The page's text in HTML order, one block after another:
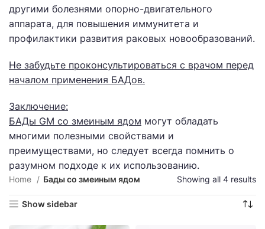
другими болезнями опорно-двигательного
аппарата, для повышения иммунитета и
профилактики развития раковых новообразований.
Не забудьте проконсультироваться с врачом перед
началом применения БАДов.
Заключение:
БАДы GM со змеиным ядом могут обладать
многими полезными свойствами и
преимуществами, но следует всегда помнить о
разумном подходе к их использованию.
Home Бады со змеиным ядом Showing all 4 results
Show sidebar